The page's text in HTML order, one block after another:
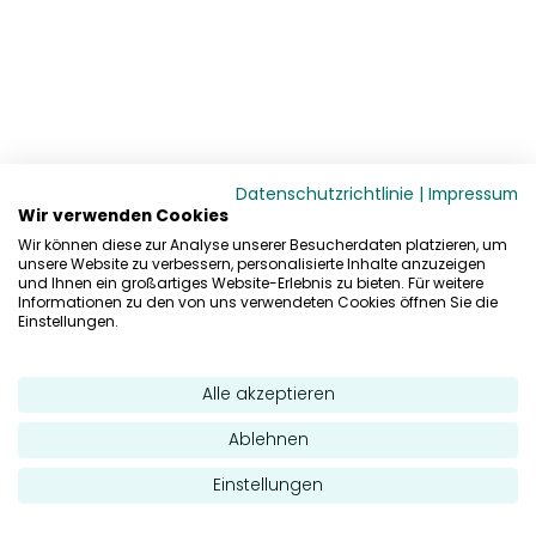
Datenschutzrichtlinie | Impressum
Wir verwenden Cookies
Wir können diese zur Analyse unserer Besucherdaten platzieren, um
unsere Website zu verbessern, personalisierte Inhalte anzuzeigen
und Ihnen ein großartiges Website-Erlebnis zu bieten. Für weitere
Informationen zu den von uns verwendeten Cookies öffnen Sie die
Einstellungen.
Alle akzeptieren
Ablehnen
Einstellungen